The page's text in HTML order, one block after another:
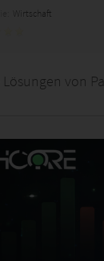
Wirtschaft
Lösungen von